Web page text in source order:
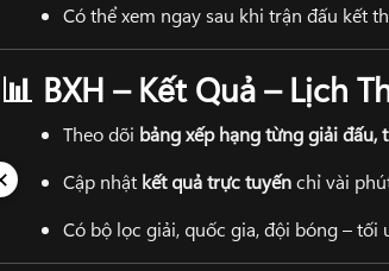
Có thể xem ngay sau khi trận đấu kết
📊 BXH – Kết Quả – Lịch
Theo dõi bảng xếp hạng từng giải đấu,
Cập nhật kết quả trực tuyếnchỉ vài
Có bộ lọc giải, quốc gia, đội bóng – tối